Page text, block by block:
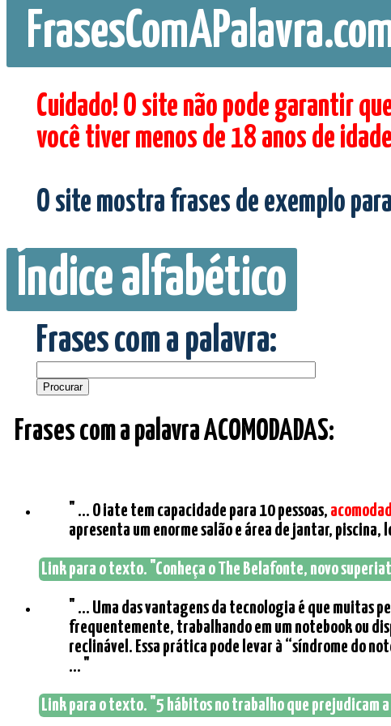
Cuidado! O site não pode garantir
você tiver menos de 18 anos de
O site mostra frases de exemplo
Índice alfabético
Frases com a palavra:
Frases com a palavra ACOMODADAS:
" ... O iate tem capacidade para 10 pessoas,
apresenta um enorme salão e área de jantar, piscina,
Link para o texto. "Conheça o The Belafonte, novo
" ... Uma das vantagens da tecnologia é que muitas
frequentemente, trabalhando em um notebook ou
reclinável. Essa prática pode levar à “síndrome do
... "
Link para o texto. "5 hábitos no trabalho que prejudicam